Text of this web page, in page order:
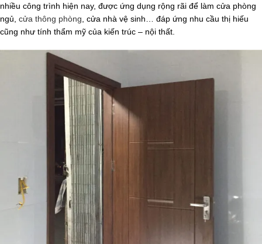
nhiều công trình hiện nay, được ứng dụng rộng rãi để làm cửa phòng
ngủ, cửa thông phòng , cửa nhà vệ sinh… đáp ứng nhu cầu thị hiếu
cũng như tính thẩm mỹ của kiến trúc – nội thất.